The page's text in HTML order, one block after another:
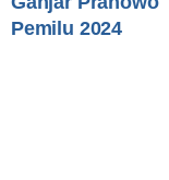
Pemilu 2024